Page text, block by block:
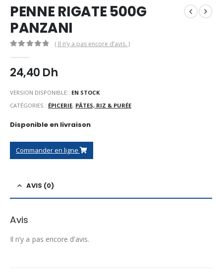
PENNE RIGATE 500G
PANZANI
( Il n’y a pas encore d’avis. )
24,40 Dh
VERSION DISPONIBLE:: EN STOCK
CATÉGORIES : ÉPICERIE, PÂTES, RIZ & PURÉE
Disponible en livraison
Commander en ligne
AVIS (0)
Avis
Il n’y a pas encore d’avis.